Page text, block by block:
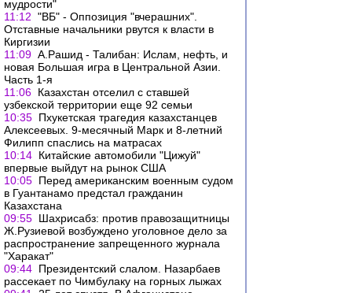
мудрости"
11:12 "ВБ" - Оппозиция "вчерашних".
Отставные начальники рвутся к власти в
Киргизии
11:09 А.Рашид - Талибан: Ислам, нефть, и
новая Большая игра в Центральной Азии.
Часть 1-я
11:06 Казахстан отселил с ставшей
узбекской территории еще 92 семьи
10:35 Пхукетская трагедия казахстанцев
Алексеевых. 9-месячный Марк и 8-летний
Филипп спаслись на матрасах
10:14 Китайские автомобили "Цижуй"
впервые выйдут на рынок США
10:05 Перед американским военным судом
в Гуантанамо предстал гражданин
Казахстана
09:55 Шахрисабз: против правозащитницы
Ж.Рузиевой возбуждено уголовное дело за
распространение запрещенного журнала
"Харакат"
09:44 Президентский слалом. Назарбаев
рассекает по Чимбулаку на горных лыжах